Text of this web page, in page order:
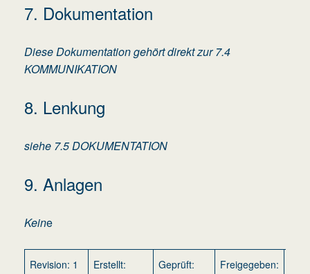
7. Dokumentation
Diese Dokumentation gehört direkt zur 7.4
KOMMUNIKATION
8. Lenkung
siehe 7.5 DOKUMENTATION
9. Anlagen
Keine
Revision: 1 Erstellt: Geprüft: Freigegeben: